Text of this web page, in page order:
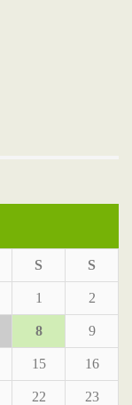
S S
1 2
8 9
15 16
22 23